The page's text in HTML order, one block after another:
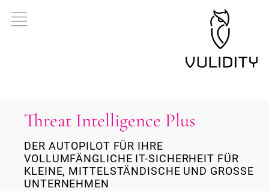
Threat Intelligence Plus
DER AUTOPILOT FÜR IHRE
VOLLUMFÄNGLICHE IT-SICHERHEIT FÜR
KLEINE, MITTELSTÄNDISCHE UND GROSSE U
NTERNEHMEN